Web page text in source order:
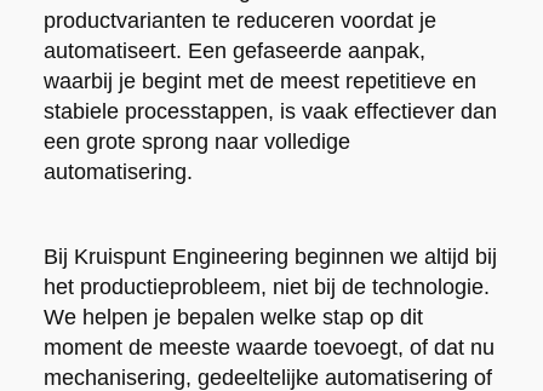
productvarianten te reduceren voordat je
automatiseert. Een gefaseerde aanpak,
waarbij je begint met de meest repetitieve en
stabiele processtappen, is vaak effectiever dan
een grote sprong naar volledige
automatisering.
Bij Kruispunt Engineering beginnen we altijd bij
het productieprobleem, niet bij de technologie.
We helpen je bepalen welke stap op dit
moment de meeste waarde toevoegt, of dat nu
mechanisering, gedeeltelijke automatisering of